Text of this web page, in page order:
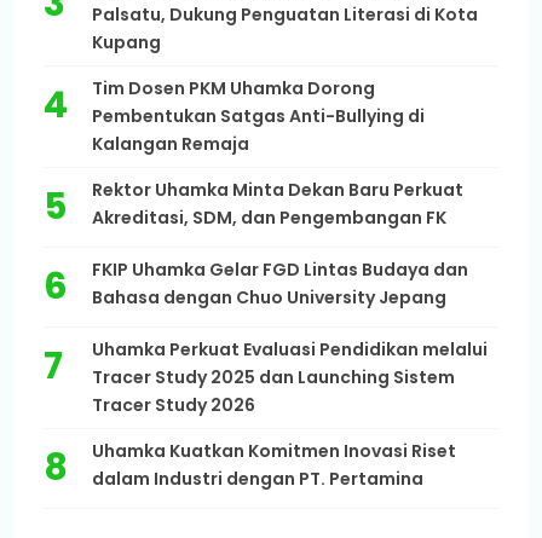
Palsatu, Dukung Penguatan Literasi di Kota
Kupang
Tim Dosen PKM Uhamka Dorong
Pembentukan Satgas Anti-Bullying di
Kalangan Remaja
Rektor Uhamka Minta Dekan Baru Perkuat
Akreditasi, SDM, dan Pengembangan FK
FKIP Uhamka Gelar FGD Lintas Budaya dan
Bahasa dengan Chuo University Jepang
Uhamka Perkuat Evaluasi Pendidikan melalui
Tracer Study 2025 dan Launching Sistem
Tracer Study 2026
Uhamka Kuatkan Komitmen Inovasi Riset
dalam Industri dengan PT. Pertamina